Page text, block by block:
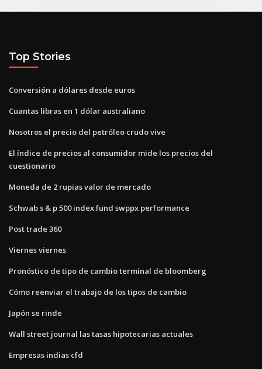
Top Stories
Conversión a dólares desde euros
Cuantas libras en 1 dólar australiano
Nosotros el precio del petróleo crudo vive
El índice de precios al consumidor mide los precios del
cuestionario
Moneda de 2 rupias valor de mercado
Schwab s & p 500 index fund swppx performance
Post trade 360
Viernes viernes
Pronóstico de tipo de cambio terminal de bloomberg
Cómo reenviar el trabajo de los tipos de cambio
Japón se rinde
Wall street journal las tasas hipotecarias actuales
Empresas indias cfd